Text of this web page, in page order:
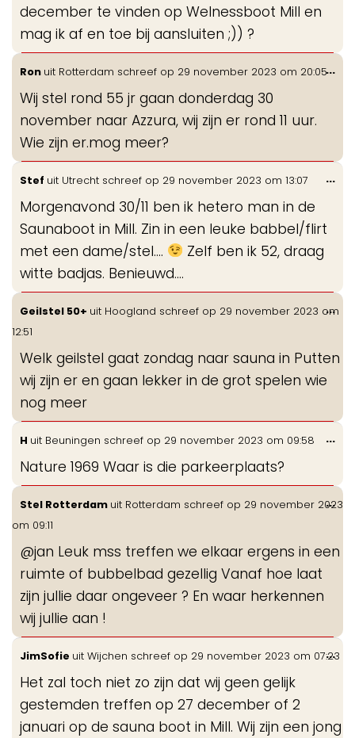
december te vinden op Welnessboot Mill en
mag ik af en toe bij aansluiten ;)) ?
Ron uit Rotterdam schreef op 29 november 2023 om 20:05
Wij stel rond 55 jr gaan donderdag 30
november naar Azzura, wij zijn er rond 11 uur.
Wie zijn er.mog meer?
...
Stef uit Utrecht schreef op 29 november 2023 om 13:07
Morgenavond 30/11 ben ik hetero man in de
Saunaboot in Mill. Zin in een leuke babbel/flirt
met een dame/stel....
Zelf ben ik 52, draag
witte badjas. Benieuwd....
...
Geilstel 50+ uit Hoogland schreef op 29 november 2023 om
12:51
Welk geilstel gaat zondag naar sauna in Putten
wij zijn er en gaan lekker in de grot spelen wie
nog meer
...
H uit Beuningen schreef op 29 november 2023 om 09:58
Nature 1969 Waar is die parkeerplaats?
...
Stel Rotterdam uit Rotterdam schreef op 29 november 2023
om 09:11
@jan Leuk mss treffen we elkaar ergens in een
ruimte of bubbelbad gezellig Vanaf hoe laat
zijn jullie daar ongeveer ? En waar herkennen
wij jullie aan !
...
JimSofie uit Wijchen schreef op 29 november 2023 om 07:23
Het zal toch niet zo zijn dat wij geen gelijk
gestemden treffen op 27 december of 2
januari op de sauna boot in Mill. Wij zijn een jong
...